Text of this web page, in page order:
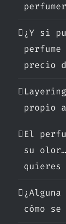
¿Y si
precio
propio
El
su
cómo